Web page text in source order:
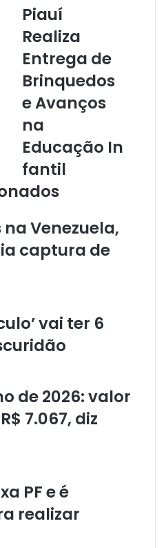
Piauí
Realiza
Entrega de
Brinquedos
e Avanços
na
Educação In
fantil
Venezuela,
captura de
vai ter 6
de 2026: valor
7.067, diz
PF e é
realizar